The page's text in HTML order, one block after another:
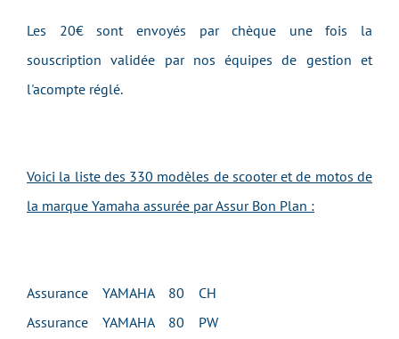
Les 20€ sont envoyés par chèque une fois la
souscription validée par nos équipes de gestion et
l'acompte réglé.
Voici la liste des 330 modèles de scooter et de motos de
la marque Yamaha assurée par Assur Bon Plan :
Assurance YAMAHA 80 CH
Assurance YAMAHA 80 PW